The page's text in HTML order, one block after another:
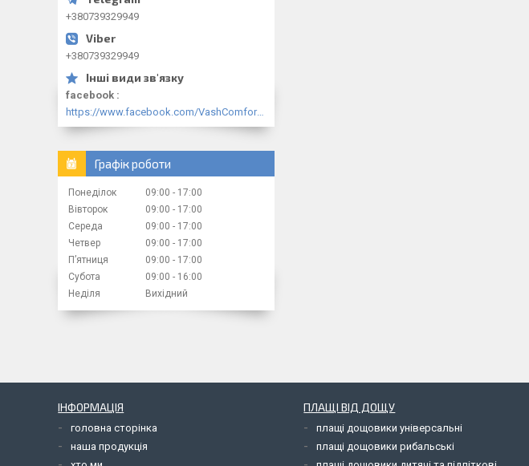
+380739329949
+380739329949
facebook
https://www.facebook.com/VashComfort.ua/
Графік роботи
Понеділок 09:00
17:00
Вівторок
09:00
17:00
Середа
09:00
17:00
Четвер
09:00
17:00
Пʼятниця
09:00
17:00
Субота
09:00
16:00
Неділя
Вихідний
ІНФОРМАЦІЯ
головна сторінка
наша продукція
ПЛАЩІ ВІД ДОЩУ
плащі дощовики універсальні
плащі дощовики рибальські